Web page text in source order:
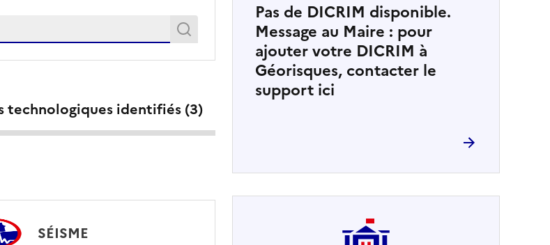
Rechercher
Recherche
technologiques identifiés (3)
SÉISME
Pas de DICRIM disponible.
Message au Maire : pour
ajouter votre DICRIM à
Géorisques, contacter le
support ici